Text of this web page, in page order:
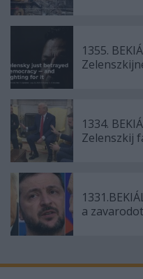
1355.
1334.
Zelenszkij
a